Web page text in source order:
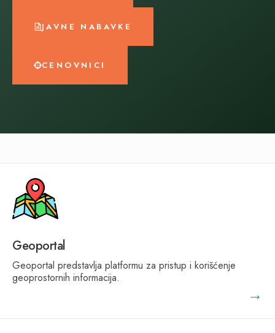
JAVNE NABAVKE
CENOVNICI
Geoportal
Geoportal predstavlja platformu za pristup i korišćenje
geoprostornih informacija.
→